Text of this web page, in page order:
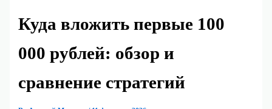
Куда вложить первые 100
000 рублей: обзор и
сравнение стратегий